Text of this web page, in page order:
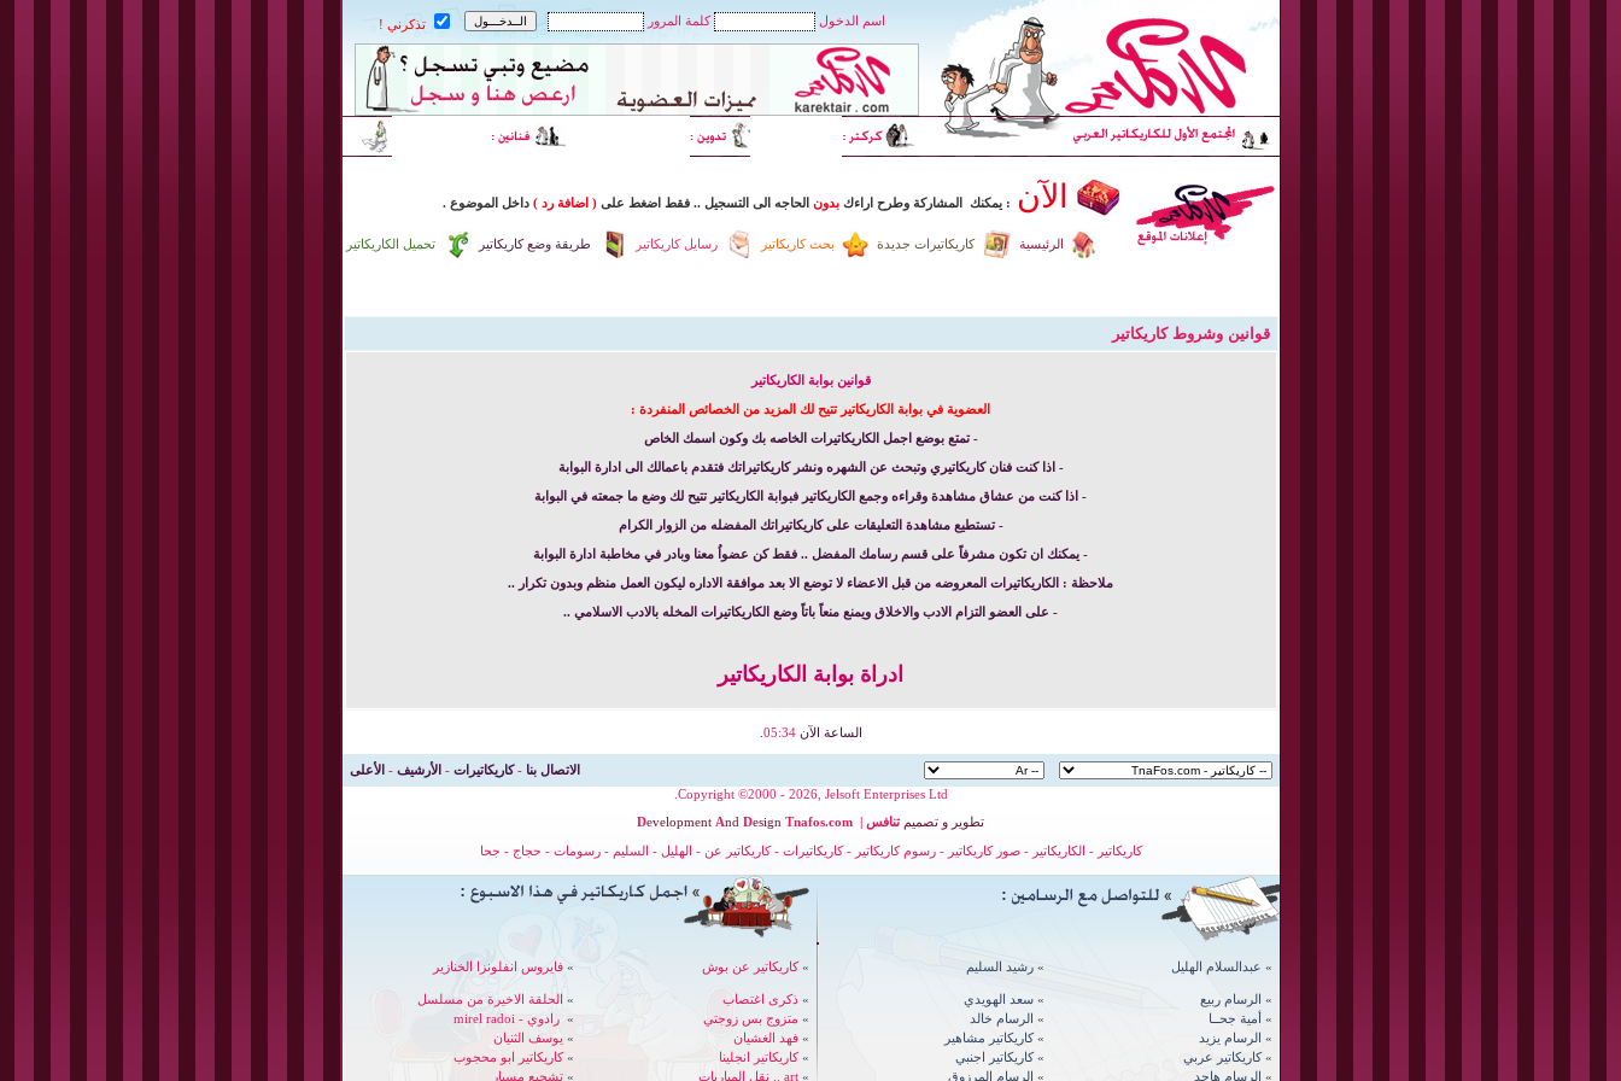
اسم الدخول كلمة المرور تذكرني !
الآن : يمكنك المشاركة وطرح اراءك بدون الحاجه الى التسجيل .. فقط اضغط على ( اضافة رد ) داخل الموضوع .
تحميل الكاريكاتير طريقة وضع كاريكاتير رسايل كاريكاتير بحث كاريكاتير كاريكاتيرات جديدة الرئيسية
قوانين وشروط كاريكاتير
قوانين بوابة الكاريكاتير
العضوية في بوابة الكاريكاتير تتيح لك المزيد من الخصائص المنفردة :
- تمتع بوضع اجمل الكاريكاتيرات الخاصه بك وكون اسمك الخاص
- اذا كنت فنان كاريكاتيري وتبحث عن الشهره ونشر كاريكاتيراتك فتقدم باعمالك الى ادارة البوابة
- اذا كنت من عشاق مشاهدة وقراءه وجمع الكاريكاتير فبوابة الكاريكاتير تتيح لك وضع ما جمعته في البوابة
- تستطيع مشاهدة التعليقات على كاريكاتيراتك المفضله من الزوار الكرام
- يمكنك ان تكون مشرفاً على قسم رسامك المفضل .. فقط كن عضواُ معنا وبادر في مخاطبة ادارة البوابة
ملاحظة : الكاريكاتيرات المعروضه من قبل الاعضاء لا توضع الا بعد موافقة الاداره ليكون العمل منظم وبدون تكرار ..
- على العضو التزام الادب والاخلاق ويمنع منعاً باتاً وضع الكاريكاتيرات المخله بالادب الاسلامي ..
ادراة بوابة الكاريكاتير
الساعة الآن05:34
الاتصال بنا -كاريكاتيرات - الأرشيف - الأعلى
Copyright ©2000 - 2026, Jelsoft Enterprises Ltd.
Development And Design Tnafos.com | تطوير و تصميم تنافس
كاريكاتير - الكاريكاتير -صور كاريكاتير - رسوم كاريكاتير -كاريكاتيرات -كاريكاتير عن - الهليل - السليم -رسومات - حجاج - جحا
» فايروس انفلونزا الخنازير » كاريكاتير عن بوش
» الحلقة الاخيرة من مسلسل » ذكرى اغتصاب
» رادوي - mirel radoi » متزوج بس زوجتي
» يوسف الثنيان » فهد الغشيان
» كاريكاتير ابو محجوب » كاريكاتير انجلينا
» تشجيع مسيار » art .. نقل المباريات
» رشيد السليم » عبدالسلام الهليل
» سعد الهويدي » الرسام ربيع
» الرسام خالد » أمية جحــا
» كاريكاتير مشاهير » الرسام يزيد
» كاريكاتير اجنبي » كاريكاتير عربي
» الرسام المرزوق » الرسام هاجد